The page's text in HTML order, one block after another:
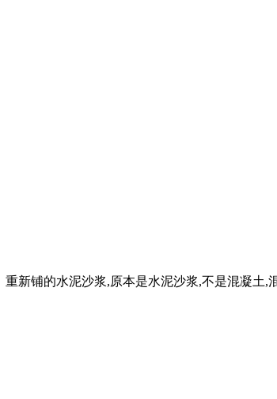
新铺的水泥沙浆,原本是水泥沙浆,不是混凝土,